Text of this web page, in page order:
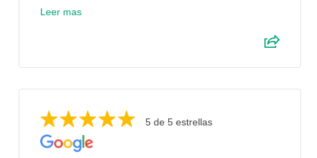
Leer mas
5 de 5 estrellas